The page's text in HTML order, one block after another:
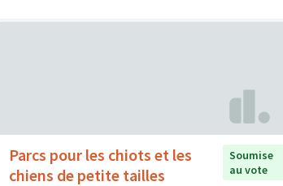
Parcs pour les chiots et les
chiens de petite tailles
Soumise
au vote